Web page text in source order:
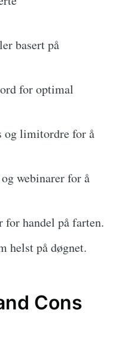
basert på
for optimal
og limitordre for å
webinarer for å
handel på farten.
helst på døgnet.
Cons